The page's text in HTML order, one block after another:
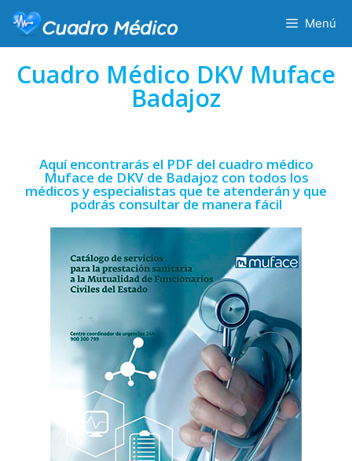
Menú
Cuadro Médico DKV Muface
Badajoz
Aquí encontrarás el PDF del cuadro médico
Muface de DKV de Badajoz con todos los
médicos y especialistas que te atenderán y que
podrás consultar de manera fácil